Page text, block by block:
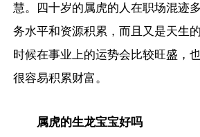
慧。四十岁的属虎的人在职场混迹
务水平和资源积累，而且又是天生
时候在事业上的运势会比较旺盛，
很容易积累财富。
属虎的生龙宝宝好吗